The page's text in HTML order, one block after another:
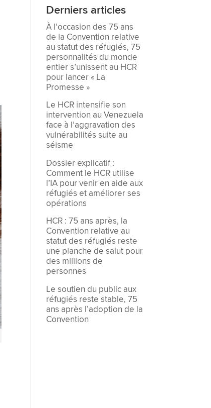
Derniers articles
À l’occasion des 75 ans
de la Convention relative
au statut des réfugiés, 75
personnalités du monde
entier s’unissent au HCR
pour lancer « La
Promesse »
Le HCR intensifie son
intervention au Venezuela
face à l’aggravation des
vulnérabilités suite au
séisme
Dossier explicatif :
Comment le HCR utilise
l’IA pour venir en aide aux
réfugiés et améliorer ses
opérations
HCR : 75 ans après, la
Convention relative au
statut des réfugiés reste
une planche de salut pour
des millions de
personnes
Le soutien du public aux
réfugiés reste stable, 75
ans après l’adoption de la
Convention